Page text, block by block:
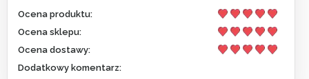
Ocena produktu:
Ocena sklepu:
Ocena dostawy:
Dodatkowy komentarz: